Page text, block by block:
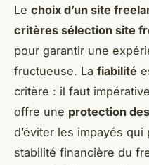
Le choix d’un site
critères sélection site
pour garantir une
fructueuse. La fiabilité
critère : il faut
offre une protection
d’éviter les impayés
stabilité financière du